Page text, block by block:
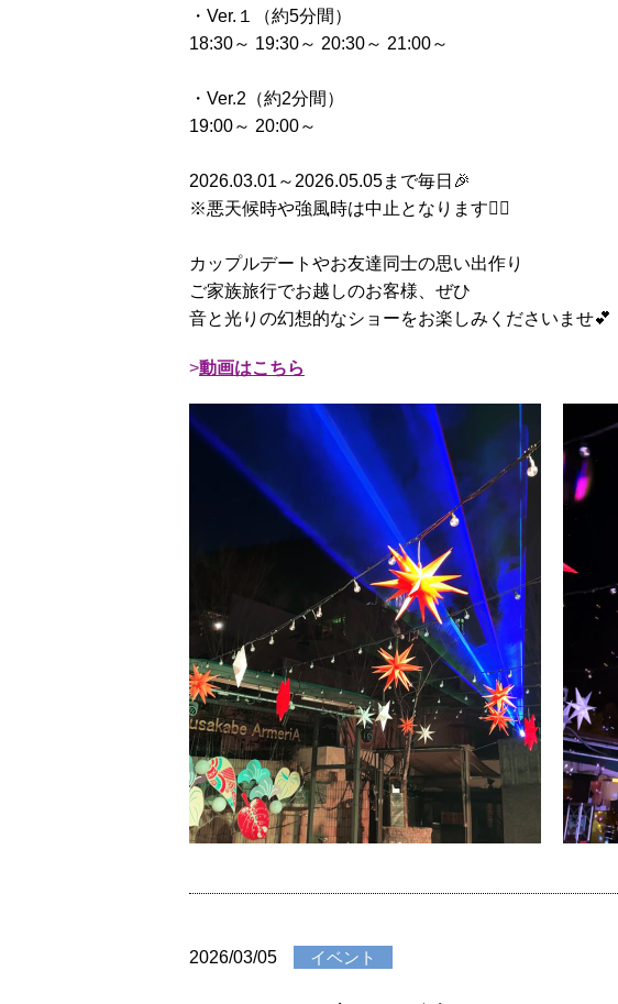
・Ver.１（約5分間）
18:30～ 19:30～ 20:30～ 21:00～
・Ver.2（約2分間）
19:00～ 20:00～
2026.03.01～2026.05.05まで毎日🎉
※悪天候時や強風時は中止となります🙇‍♀️
カップルデートやお友達同士の思い出作り
ご家族旅行でお越しのお客様、ぜひ
音と光りの幻想的なショーをお楽しみくださいませ💕
動画はこちら
2026/03/05 イベント